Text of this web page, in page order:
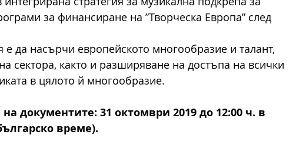
за финансиране на ”Творческа Европа” след
е да насърчи европейското многообразие и талант,
сектора, както и разширяване на достъпа на всички
в цялото й многообразие.
документите: 31 октомври 2019 до 12:00 ч. в
време).